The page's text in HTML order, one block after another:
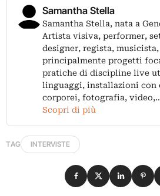
Samantha Stella
Samantha Stella, nata a
Artista visiva, performer,
designer, regista,
principalmente progetti
pratiche di discipline live
linguaggi, installazioni
corporei, fotografia,
Scopri di più
TAG INTERVISTE
Condividi su
Condividi su X
Condividi